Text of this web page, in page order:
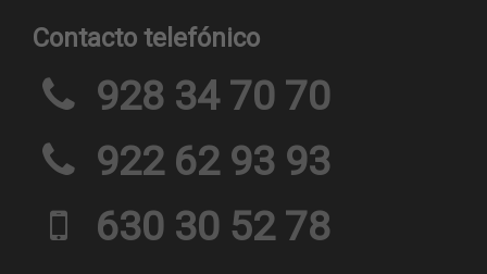
Contacto telefónico
928 34 70 70
922 62 93 93
630 30 52 78